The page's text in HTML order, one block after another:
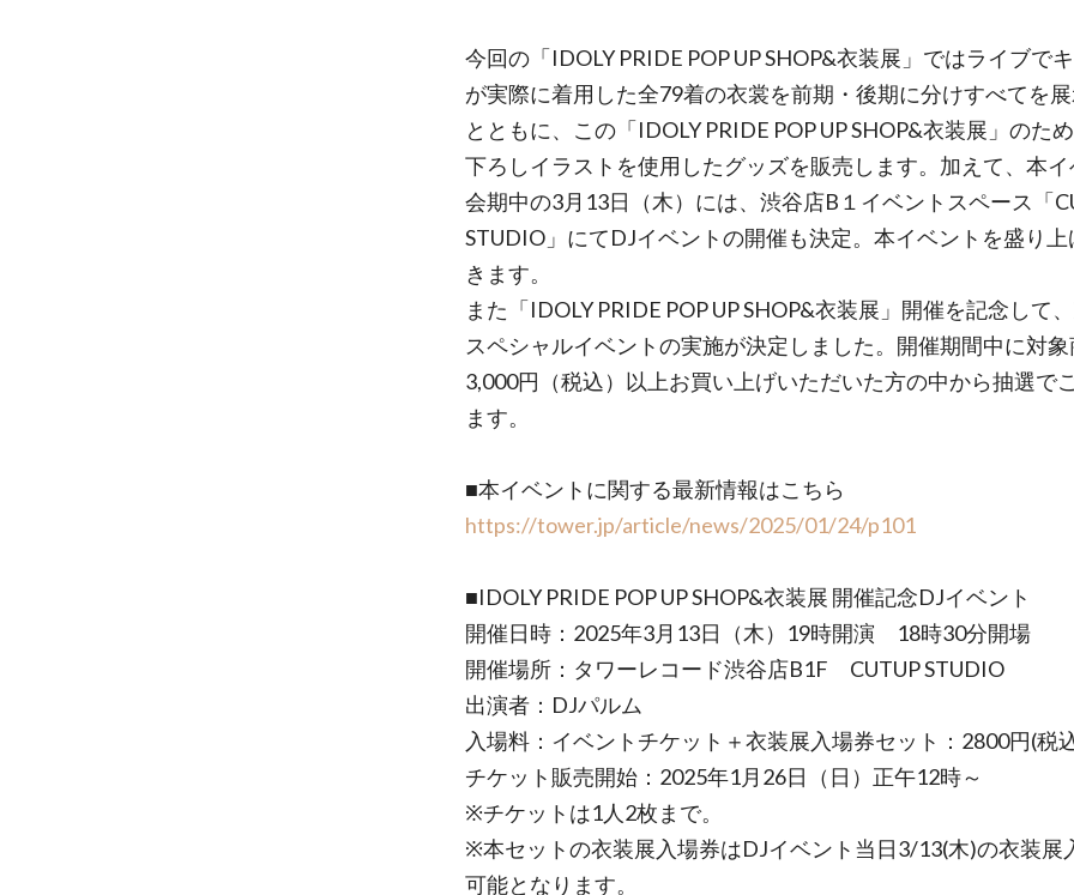
今回の「IDOLY PRIDE POP UP SHOP&衣装展」ではライブで
が実際に着用した全79着の衣裳を前期・後期に分けすべてを
とともに、この「IDOLY PRIDE POP UP SHOP&衣装展」のた
下ろしイラストを使用したグッズを販売します。加えて、本イ
会期中の3月13日（木）には、渋谷店B１イベントスペース「
STUDIO」にてDJイベントの開催も決定。本イベントを盛り上
きます。
また「IDOLY PRIDE POP UP SHOP&衣装展」開催を記念して
スペシャルイベントの実施が決定しました。開催期間中に対象
3,000円（税込）以上お買い上げいただいた方の中から抽選で
ます。
■本イベントに関する最新情報はこちら
https://tower.jp/article/news/2025/01/24/p101
■IDOLY PRIDE POP UP SHOP&衣装展 開催記念DJイベント
開催日時：2025年3月13日（木）19時開演 18時30分開場
開催場所：タワーレコード渋谷店B1F CUTUP STUDIO
出演者：DJパルム
入場料：イベントチケット＋衣装展入場券セット：2800円(税
チケット販売開始：2025年1月26日（日）正午12時～
※チケットは1人2枚まで。
※本セットの衣装展入場券はDJイベント当日3/13(木)の衣装展
可能となります。